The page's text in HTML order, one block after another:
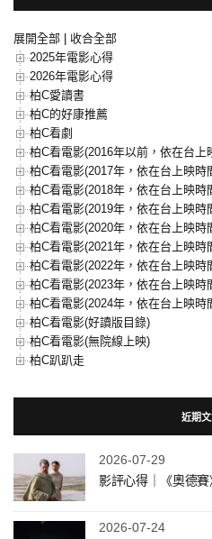
展開全部
收合全部
2025年電影心得
2026年電影心得
柏C愛讀書
柏C的好康推薦
柏C看劇
柏C看電影(2016年以前，依在台上
柏C看電影(2017年，依在台上映時
柏C看電影(2018年，依在台上映時
柏C看電影(2019年，依在台上映時
柏C看電影(2020年，依在台上映時
柏C看電影(2021年，依在台上映時
柏C看電影(2022年，依在台上映時
柏C看電影(2023年，依在台上映時
柏C看電影(2024年，依在台上映時
柏C看電影(好讀版目錄)
柏C看電影(無院線上映)
柏C趴趴走
近期
2026-07-29
影評心得｜《奧德
2026-07-24